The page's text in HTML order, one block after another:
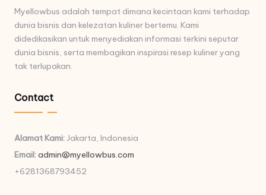
Myellowbus adalah tempat dimana kecintaan kami terhadap
dunia bisnis dan kelezatan kuliner bertemu. Kami
didedikasikan untuk menyediakan informasi terkini seputar
dunia bisnis, serta membagikan inspirasi resep kuliner yang
tak terlupakan.
Contact
Alamat Kami:Jakarta, Indonesia
Email:admin@myellowbus.com
+6281368793452